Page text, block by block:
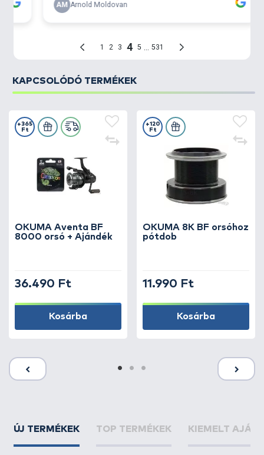
KAPCSOLÓDÓ TERMÉKEK
OKUMA Aventa BF
8000 orsó + Ajándék
+365
Ft
36.490 Ft
Kosárba
OKUMA 8K BF orsóhoz
pótdob
+120
Ft
11.990 Ft
Kosárba
ÚJ TERMÉKEK TOP TERMÉKEK KIEMELT